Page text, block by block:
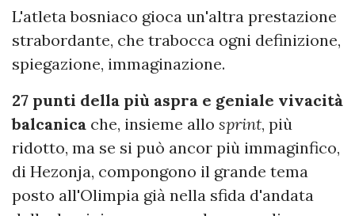
L'atleta bosniaco gioca un'altra prestazione
strabordante, che trabocca ogni definizione,
spiegazione, immaginazione.
27 punti della più aspra e geniale vivacità
balcanica che, insieme allo sprint, più
ridotto, ma se si può ancor più immaginfico,
di Hezonja, compongono il grande tema
posto all'Olimpia già nella sfida d'andata